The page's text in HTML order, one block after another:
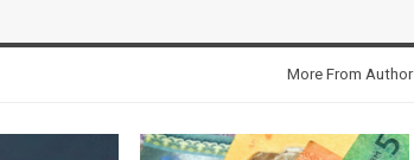
More From Author